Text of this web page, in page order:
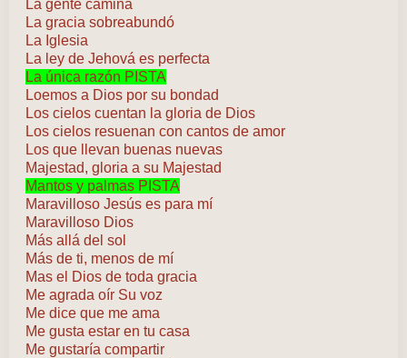
La gente camina
La gracia sobreabundó
La Iglesia
La ley de Jehová es perfecta
La única razón PISTA
Loemos a Dios por su bondad
Los cielos cuentan la gloria de Dios
Los cielos resuenan con cantos de amor
Los que llevan buenas nuevas
Majestad, gloria a su Majestad
Mantos y palmas PISTA
Maravilloso Jesús es para mí
Maravilloso Dios
Más allá del sol
Más de ti, menos de mí
Mas el Dios de toda gracia
Me agrada oír Su voz
Me dice que me ama
Me gusta estar en tu casa
Me gustaría compartir